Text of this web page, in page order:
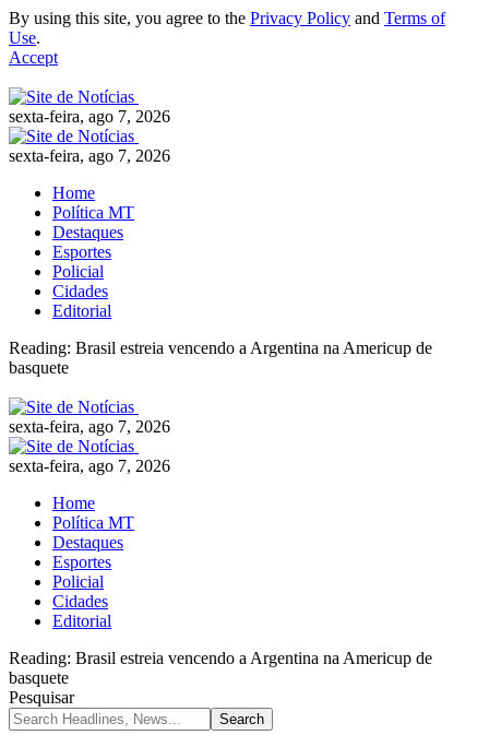
By using this site, you agree to the Privacy Policy and Terms of
Use.
Accept
sexta-feira, ago 7, 2026
sexta-feira, ago 7, 2026
Home
Política MT
Destaques
Esportes
Policial
Cidades
Editorial
Reading: Brasil estreia vencendo a Argentina na Americup de
basquete
sexta-feira, ago 7, 2026
sexta-feira, ago 7, 2026
Home
Política MT
Destaques
Esportes
Policial
Cidades
Editorial
Reading: Brasil estreia vencendo a Argentina na Americup de
basquete
Pesquisar